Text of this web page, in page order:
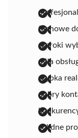
fachowe
szeroki
miła
szybka
dobry
solidne